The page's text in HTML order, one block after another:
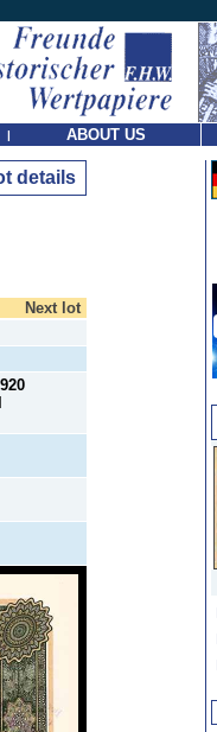
| ABOUT US
details
Next lot